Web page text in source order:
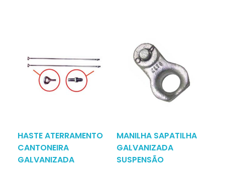
HASTE ATERRAMENTO
CANTONEIRA
GALVANIZADA
MANILHA SAPATILHA
GALVANIZADA
SUSPENSÃO